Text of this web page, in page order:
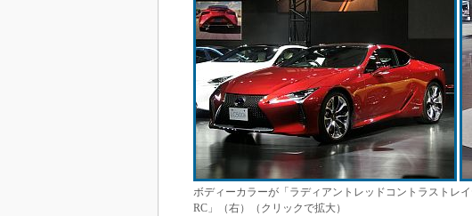
ボディーカラーが「ラディアントレッドコントラストレ
RC」（右）（クリックで拡大）